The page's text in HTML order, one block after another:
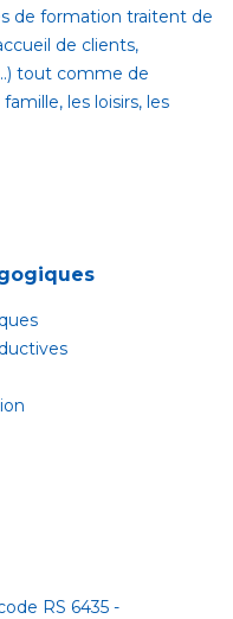
de formation traitent de
de clients,
tout comme de
les loisirs, les
RS 6435 -